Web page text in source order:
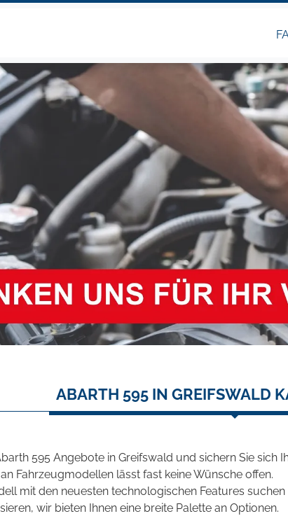
ABARTH 595 IN GREIFSWALD
595 Angebote in Greifswald und sichern Sie sich
Fahrzeugmodellen lässt fast keine Wünsche offen.
mit den neuesten technologischen Features
wir bieten Ihnen eine breite Palette an Optionen.